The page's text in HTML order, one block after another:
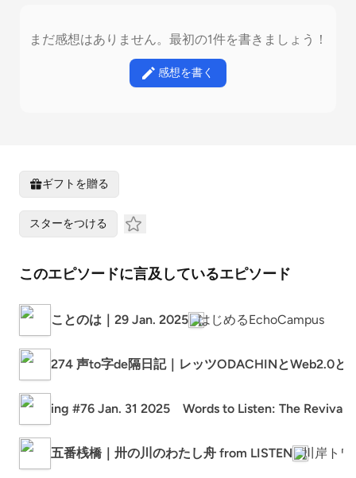
まだ感想はありません。最初の1件を書きましょう！
感想を書く
ギフトを贈る
スターをつける
このエピソードに言及しているエピソード
ことのは｜29 Jan. 2025 はじめるEchoCampus
274 声to字de隔日記｜レッツODACHINとWeb2.0と
ing #76 Jan. 31 2025 Words to Listen: The Revival
五番桟橋｜卅の川のわたし舟 from LISTEN 川岸ト